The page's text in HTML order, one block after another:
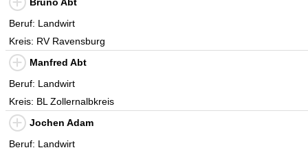
Beruf: Landwirt
Kreis: RV Ravensburg
Manfred Abt
Beruf: Landwirt
Kreis: BL Zollernalbkreis
Jochen Adam
Beruf: Landwirt